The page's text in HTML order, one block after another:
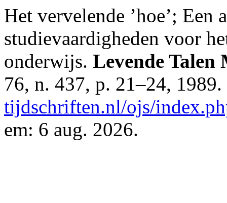
Het vervelende ’hoe’;
studievaardigheden voor
onderwijs. Levende Talen
76, n. 437, p. 21–24,
tijdschriften.nl/ojs/
em: 6 aug. 2026.